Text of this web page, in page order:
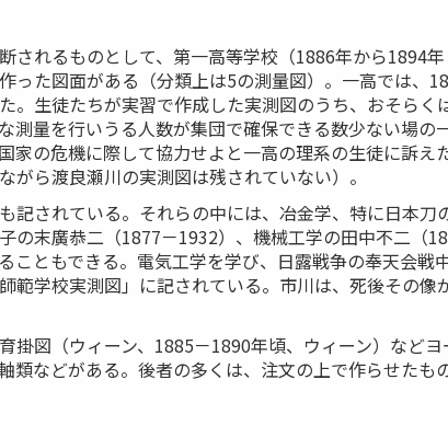
されるものとして、第一高等学校（1886年から1894
った図面がある（分類上は5の測量図）。一高では、
。生徒たちが実習で作成した実測図のうち、おそら
測量を行いうる人数が集団で確保できる数少ない場
家の危機に際して協力せよと一高の理系の生徒に訴
ら渡良瀬川の実測図は残されていない）。
記されている。それらの中には、冶金学、特に日本
の末廣恭二（1877－1932）、機械工学の田中不二（
こともできる。電気工学を学び、日露戦争の奉天会戦
範学校実測図」に記されている。市川は、死後その
掛図（ウィーン、1885－1890年頃、ウィーン）など
類などがある。後者の多くは、注文の上で作らせたも